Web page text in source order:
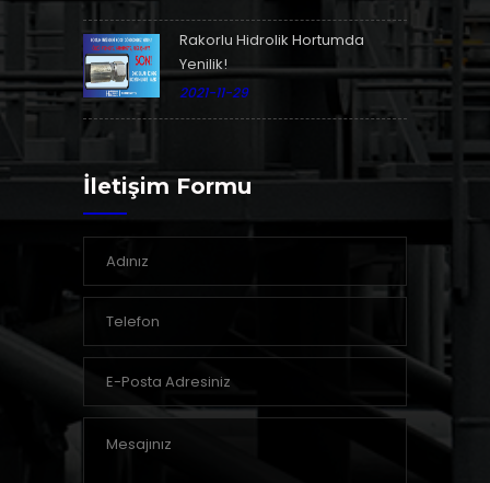
Rakorlu Hidrolik Hortumda
Yenilik!
2021-11-29
İletişim Formu